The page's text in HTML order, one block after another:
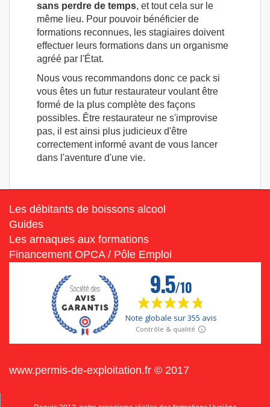
sans perdre de temps, et tout cela sur le
même lieu. Pour pouvoir bénéficier de
formations reconnues, les stagiaires doivent
effectuer leurs formations dans un organisme
agréé par l'État.
Nous vous recommandons donc ce pack si
vous êtes un futur restaurateur voulant être
formé de la plus complète des façons
possibles. Être restaurateur ne s'improvise
pas, il est ainsi plus judicieux d'être
correctement informé avant de vous lancer
dans l'aventure d'une vie.
Les débitants de boissons alcool
Guides
Les arnaques aux formations
Financement OPCA / Pôle Emploi
www.permis-de-exploitation.fr © 2017